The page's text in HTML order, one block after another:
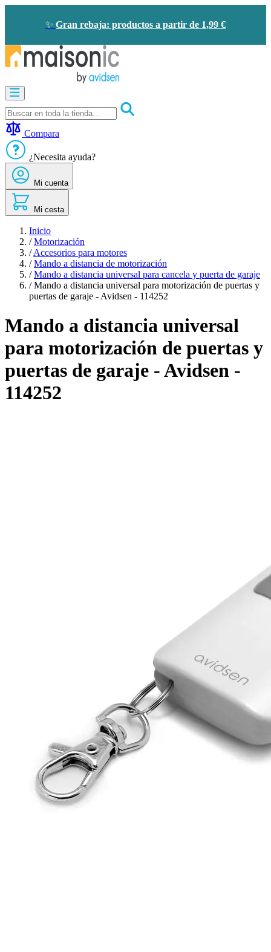
✨ Gran rebaja: productos a partir de 1,99 €
Audioporteros
y
videoporteros
-
ahorro
de
energía
Seguridad
Confort
Oportunidades
Compara
¿Necesita ayuda?
Mi cuenta
Mi cesta
Inicio
/ Motorización
/ Accesorios para motores
/ Mando a distancia de motorización
/ Mando a distancia universal para cancela y puerta de garaje
/ Mando a distancia universal para motorización de puertas y
puertas de garaje - Avidsen - 114252
Mando a distancia universal
para motorización de puertas y
puertas de garaje - Avidsen -
114252